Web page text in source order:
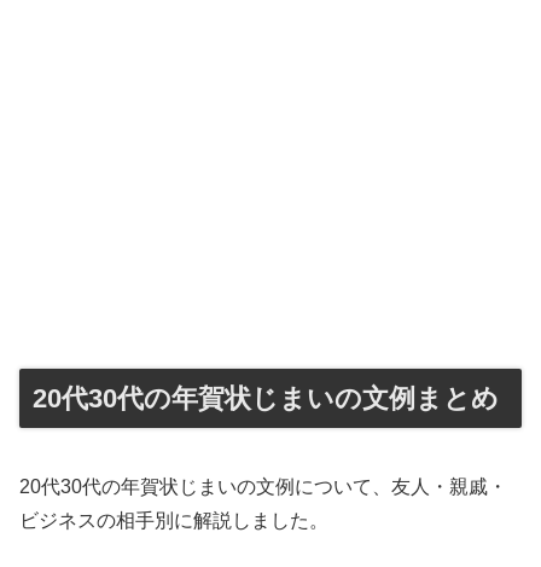
20代30代の年賀状じまいの文例まとめ
20代30代の年賀状じまいの文例について、友人・親戚・
ビジネスの相手別に解説しました。